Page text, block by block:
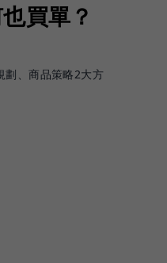
買單？
劃、商品策略2大方